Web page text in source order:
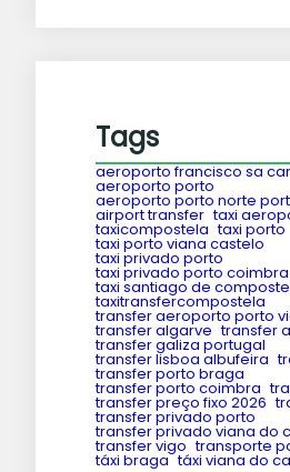
Tags
aeroporto francisco sa
aeroporto porto
aeroporto porto norte
airport transfer taxi
taxicompostela taxi porto
taxi porto viana castelo
taxi privado porto
taxi privado porto coimbra
taxi santiago de
taxitransfercompostela
transfer aeroporto porto
transfer algarve transfer
transfer galiza portugal
transfer lisboa albufeira
transfer porto braga
transfer porto coimbra
transfer preço fixo 2026
transfer privado porto
transfer privado viana do
transfer vigo transporte
táxi braga táxi viana do